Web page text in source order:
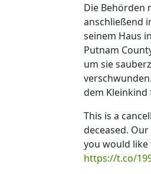
Die Behörden
anschließend
seinem Haus
Putnam
um sie
dem Kleinkind
This is a
deceased.
you would like
https://t.co/